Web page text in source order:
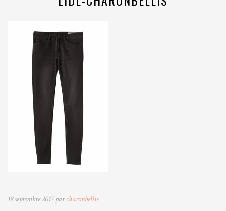
18 septembre 2017 parcharonbellis